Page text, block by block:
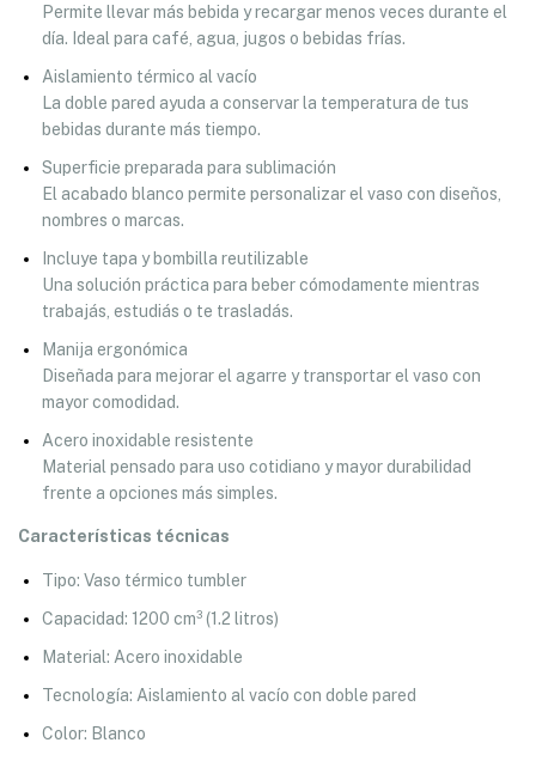
Permite llevar más bebida y recargar menos veces durante el
día. Ideal para café, agua, jugos o bebidas frías.
Aislamiento térmico al vacío
La doble pared ayuda a conservar la temperatura de tus
bebidas durante más tiempo.
Superficie preparada para sublimación
El acabado blanco permite personalizar el vaso con diseños,
nombres o marcas.
Incluye tapa y bombilla reutilizable
Una solución práctica para beber cómodamente mientras
trabajás, estudiás o te trasladás.
Manija ergonómica
Diseñada para mejorar el agarre y transportar el vaso con
mayor comodidad.
Acero inoxidable resistente
Material pensado para uso cotidiano y mayor durabilidad
frente a opciones más simples.
Características técnicas
Tipo: Vaso térmico tumbler
Capacidad: 1200 cm³ (1.2 litros)
Material: Acero inoxidable
Tecnología: Aislamiento al vacío con doble pared
Color: Blanco